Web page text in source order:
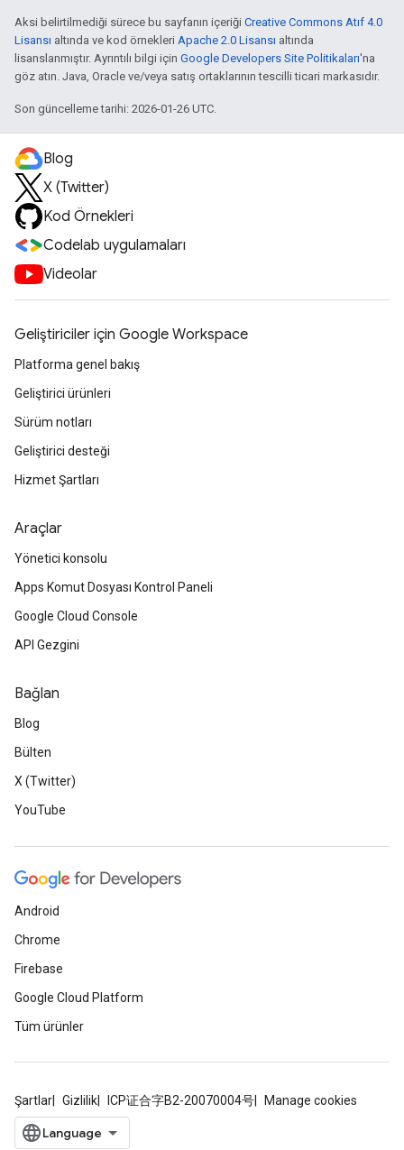
Aksi belirtilmediği sürece bu sayfanın içeriği Creative Commons Atıf 4.0
Lisansı altında ve kod örnekleri Apache 2.0 Lisansı altında
lisanslanmıştır. Ayrıntılı bilgi için Google Developers Site Politikaları'na
göz atın. Java, Oracle ve/veya satış ortaklarının tescilli ticari markasıdır.
Son güncelleme tarihi: 2026-01-26 UTC.
Blog
X (Twitter)
Kod Örnekleri
Codelab uygulamaları
Videolar
Geliştiriciler için Google Workspace
Platforma genel bakış
Geliştirici ürünleri
Sürüm notları
Geliştirici desteği
Hizmet Şartları
Araçlar
Yönetici konsolu
Apps Komut Dosyası Kontrol Paneli
Google Cloud Console
API Gezgini
Bağlan
Blog
Bülten
X (Twitter)
YouTube
Android
Chrome
Firebase
Google Cloud Platform
Tüm ürünler
Şartlar Gizlilik ICP证合字B2-20070004号 Manage cookies